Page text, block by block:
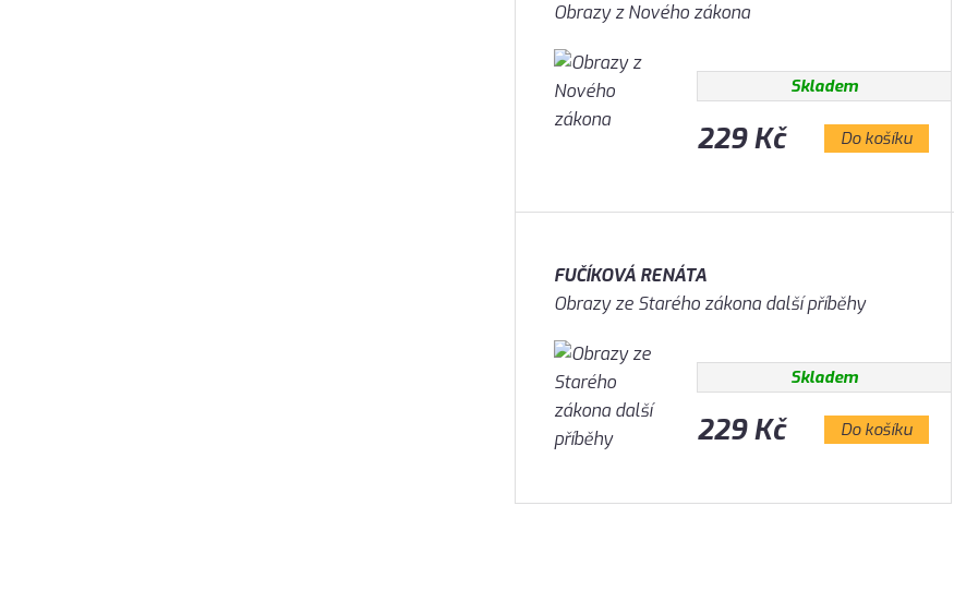
Obrazy z Nového zákona
Skladem
229 Kč Do košíku
FUČÍKOVÁ RENÁTA
Obrazy ze Starého zákona další příběhy
Skladem
229 Kč Do košíku